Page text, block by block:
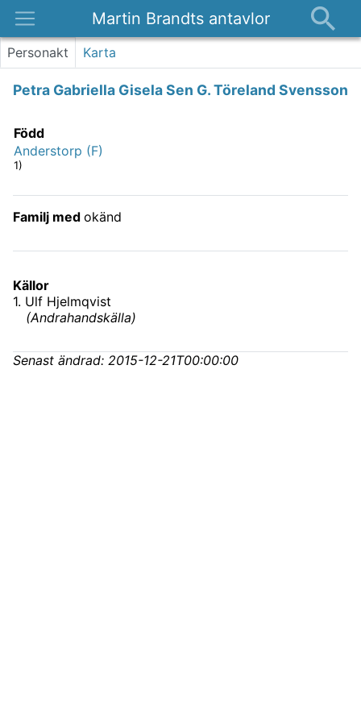
Martin Brandts antavlor
Platser
Kontakt
Personakt Karta
Petra Gabriella Gisela Sen G. Töreland Svensson
Född
Anderstorp (F)
1)
Familj med okänd
Källor
1. Ulf Hjelmqvist
(Andrahandskälla)
Senast ändrad: 2015-12-21T00:00:00